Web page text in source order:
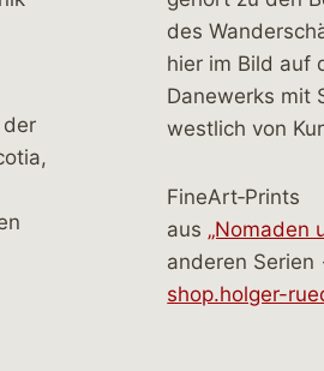
FineArt‑Prints
aus „Nomaden
anderen Serien
shop.holger-